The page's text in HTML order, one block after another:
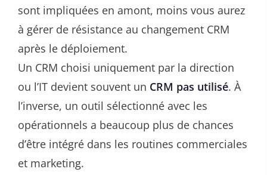
sont impliquées en amont, moins vous aurez
à gérer de résistance au changement CRM
après le déploiement.
Un CRM choisi uniquement par la direction
ou l’IT devient souvent un CRM pas utilisé. À
l’inverse, un outil sélectionné avec les
opérationnels a beaucoup plus de chances
d’être intégré dans les routines commerciales
et marketing.